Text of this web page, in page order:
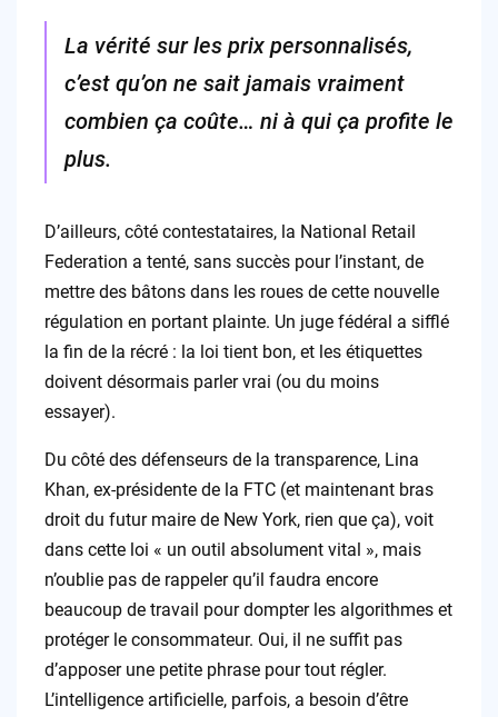
La vérité sur les prix personnalisés,
c’est qu’on ne sait jamais vraiment
combien ça coûte… ni à qui ça profite le
plus.
D’ailleurs, côté contestataires, la National Retail
Federation a tenté, sans succès pour l’instant, de
mettre des bâtons dans les roues de cette nouvelle
régulation en portant plainte. Un juge fédéral a sifflé
la fin de la récré : la loi tient bon, et les étiquettes
doivent désormais parler vrai (ou du moins
essayer).
Du côté des défenseurs de la transparence, Lina
Khan, ex-présidente de la FTC (et maintenant bras
droit du futur maire de New York, rien que ça), voit
dans cette loi « un outil absolument vital », mais
n’oublie pas de rappeler qu’il faudra encore
beaucoup de travail pour dompter les algorithmes et
protéger le consommateur. Oui, il ne suffit pas
d’apposer une petite phrase pour tout régler.
L’intelligence artificielle, parfois, a besoin d’être